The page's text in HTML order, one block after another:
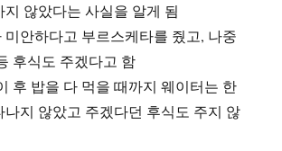
지 않았다는 사실을 알게 됨
미안하다고 부르스케타를 줬고, 나중
후식도 주겠다고 함
후 밥을 다 먹을 때까지 웨이터는 한
나지 않았고 주겠다던 후식도 주지 않